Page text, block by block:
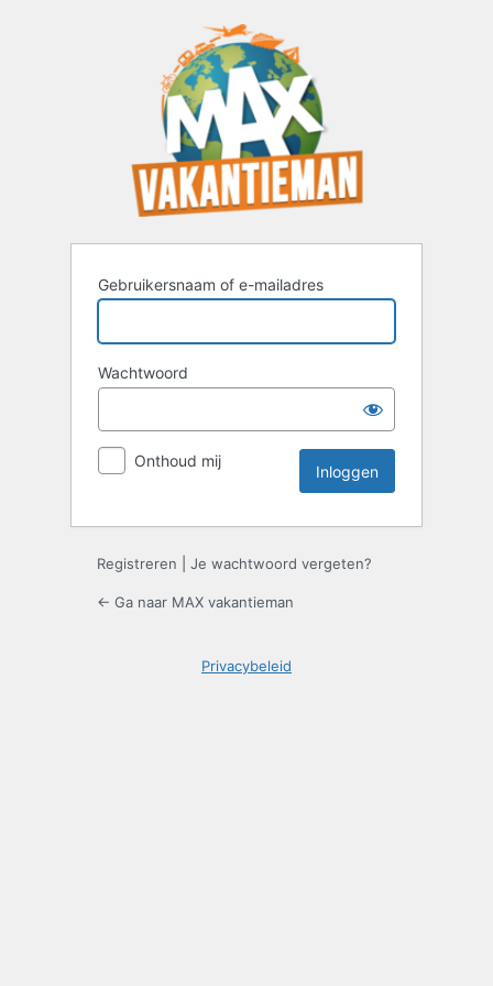
Gebruikersnaam of e-mailadres
Wachtwoord
Onthoud mij
Registreren Je wachtwoord vergeten?
← Ga naar MAX vakantieman
Privacybeleid